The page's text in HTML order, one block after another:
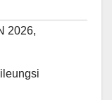
2026,